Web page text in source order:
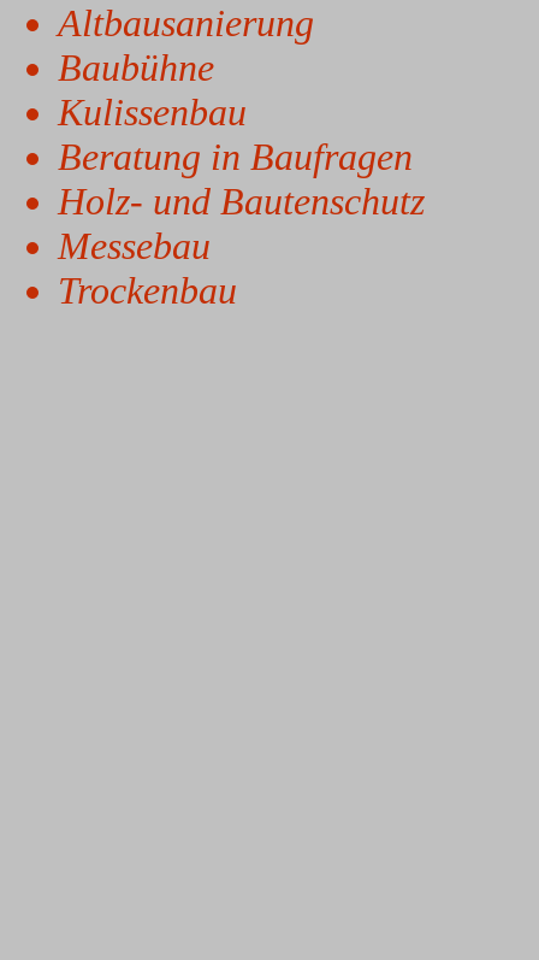
Altbausanierung
Baubühne
Kulissenbau
Beratung in Baufragen
Holz- und Bautenschutz
Messebau
Trockenbau